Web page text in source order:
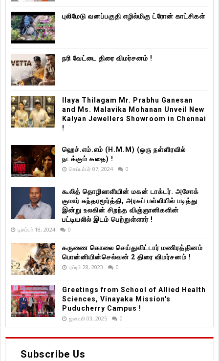
புலிமேடு வனப்பகுதி எழில்மிகு ட்ரோன் காட்சிகள்
நரி வேட்டை திரை விமர்சனம் !
Ilaya Thilagam Mr. Prabhu Ganesan
and Ms. Malavika Mohanan Unveil New
Kalyan Jewellers Showroom in Chennai
!
ஹெச்.எம்.எம் (H.M.M) (ஒரு நள்ளிரவில்
நடக்கும் கதை) !
செப்டம்பர் 07, 2024 0
கூலித் தொழிலாளியின் மகன் டாக்டர். அசோக்
குமார் சுந்தரமூர்த்தி, அரசுப் பள்ளியில் படித்து
இன்று உலகின் சிறந்த விஞ்ஞானிகளின்
பட்டியலில் இடம் பெற்றுள்ளார் !
டிசம்பர் 18, 2024 0
கருணை கொலை செய்துவிட்டார் மணிரத்தினம்
பொன்னியின்செல்வன் 2 திரை விமர்சனம் !
ஏப்ரல் 28, 2023 0
Greetings from School of Allied Health
Sciences, Vinayaka Mission's
Puducherry Campus !
ஜனவரி 03, 2025 0
Subscribe Us